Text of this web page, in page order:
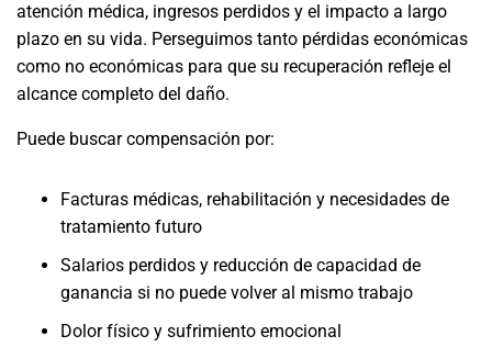
atención médica, ingresos perdidos y el impacto a largo
plazo en su vida. Perseguimos tanto pérdidas económicas
como no económicas para que su recuperación refleje el
alcance completo del daño.
Puede buscar compensación por:
Facturas médicas, rehabilitación y necesidades de
tratamiento futuro
Salarios perdidos y reducción de capacidad de
ganancia si no puede volver al mismo trabajo
Dolor físico y sufrimiento emocional